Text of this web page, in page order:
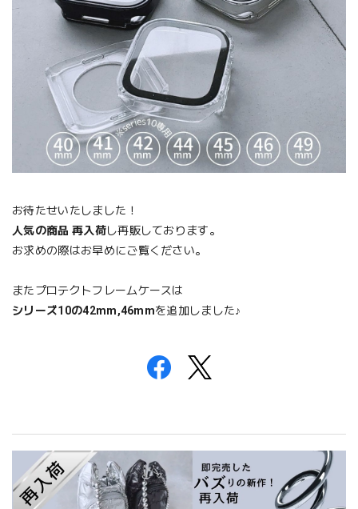
お待たせいたしました！
人気の商品 再入荷し再販しております。
お求めの際はお早めにご覧ください。
またプロテクトフレームケースは
シリーズ10の42mm,46mmを追加しました♪